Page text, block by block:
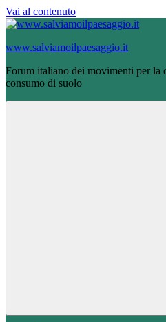
Vai al contenuto
www.salviamoilpaesaggio.it
Forum italiano dei movimenti per la
consumo di suolo